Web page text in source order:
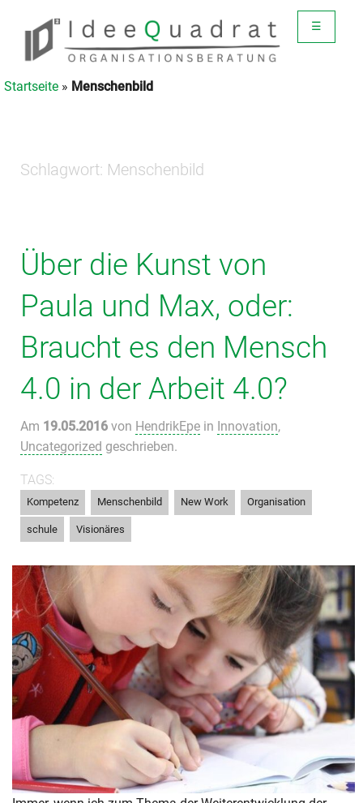
☰
Startseite » Menschenbild
Schlagwort: Menschenbild
Über die Kunst von
Paula und Max, oder:
Braucht es den Mensch
4.0 in der Arbeit 4.0?
Am 19.05.2016 von HendrikEpe in Innovation,
Uncategorized geschrieben.
TAGS:
Kompetenz Menschenbild New Work Organisation
schule Visionäres